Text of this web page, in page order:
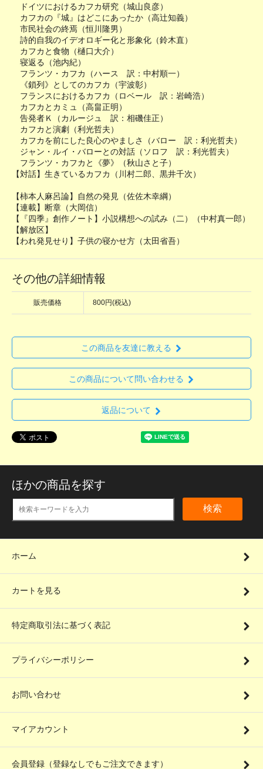
ドイツにおけるカフカ研究（城山良彦）
カフカの『城』はどこにあったか（高辻知義）
市民社会の終焉（恒川隆男）
詩的自我のイデオロギー化と形象化（鈴木直）
カフカと食物（樋口大介）
寝返る（池内紀）
フランツ・カフカ（ハース 訳：中村順一）
《鎖列》としてのカフカ（宇波彰）
フランスにおけるカフカ（ロベール 訳：岩崎浩）
カフカとカミュ（高畠正明）
告発者Ｋ（カルージュ 訳：相磯佳正）
カフカと演劇（利光哲夫）
カフカを前にした良心のやましさ（バロー 訳：利光哲夫）
ジャン・ルイ・バローとの対話（ソロフ 訳：利光哲夫）
フランツ・カフカと《夢》（秋山さと子）
【対話】生きているカフカ（川村二郎、黒井千次）
【柿本人麻呂論】自然の発見（佐佐木幸綱）
【連載】断章（大岡信）
【『四季』創作ノート】小説構想への試み（二）（中村真一郎）
【解放区】
【われ発見せり】子供の寝かせ方（太田省吾）
その他の詳細情報
販売価格 800円(税込)
この商品を友達に教える
この商品について問い合わせる
返品について
ほかの商品を探す
検索
ホーム
カートを見る
特定商取引法に基づく表記
プライバシーポリシー
お問い合わせ
マイアカウント
会員登録（登録なしでもご注文できます）